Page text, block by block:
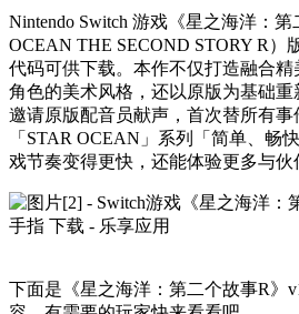
Nintendo Switch 游戏《星之海洋：
OCEAN THE SECOND STORY R）
代码可供下载。本作不仅打造融合
角色的美术风格，还以原版为基础
邀请原版配音员献声，首次替所有
「STAR OCEAN」系列「简单、畅
戏节奏变得更快，还能体验更多与伙
下面是《星之海洋：第二个故事R》